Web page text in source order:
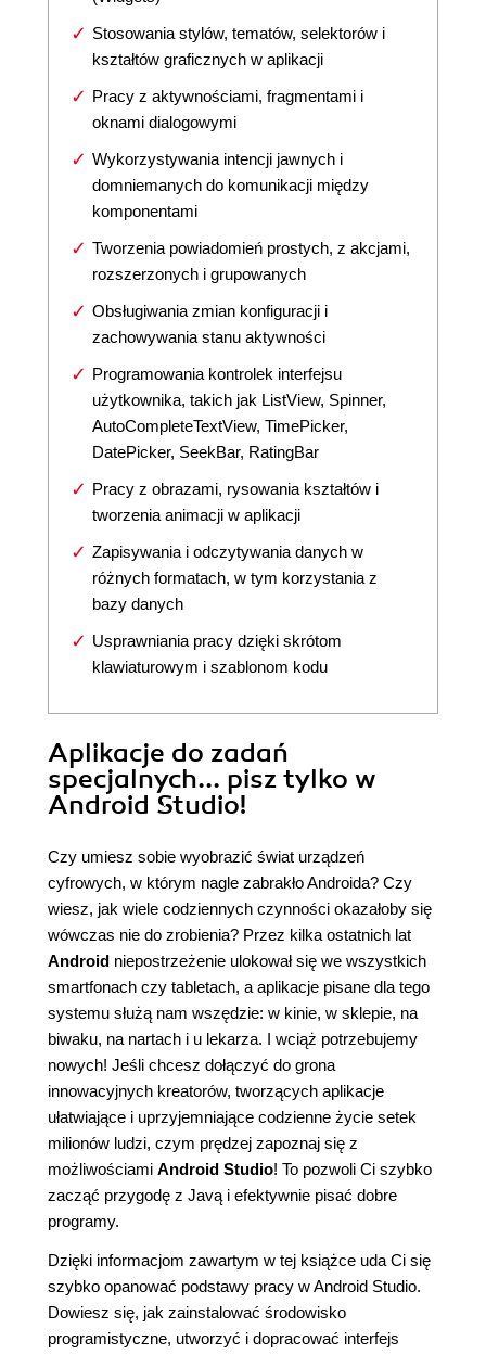
Stosowania stylów, tematów, selektorów i
kształtów graficznych w aplikacji
Pracy z aktywnościami, fragmentami i
oknami dialogowymi
Wykorzystywania intencji jawnych i
domniemanych do komunikacji między
komponentami
Tworzenia powiadomień prostych, z akcjami,
rozszerzonych i grupowanych
Obsługiwania zmian konfiguracji i
zachowywania stanu aktywności
Programowania kontrolek interfejsu
użytkownika, takich jak ListView, Spinner,
AutoCompleteTextView, TimePicker,
DatePicker, SeekBar, RatingBar
Pracy z obrazami, rysowania kształtów i
tworzenia animacji w aplikacji
Zapisywania i odczytywania danych w
różnych formatach, w tym korzystania z
bazy danych
Usprawniania pracy dzięki skrótom
klawiaturowym i szablonom kodu
Aplikacje do zadań
specjalnych... pisz tylko w
Android Studio!
Czy umiesz sobie wyobrazić świat urządzeń
cyfrowych, w którym nagle zabrakło Androida? Czy
wiesz, jak wiele codziennych czynności okazałoby się
wówczas nie do zrobienia? Przez kilka ostatnich lat
Android niepostrzeżenie ulokował się we wszystkich
smartfonach czy tabletach, a aplikacje pisane dla tego
systemu służą nam wszędzie: w kinie, w sklepie, na
biwaku, na nartach i u lekarza. I wciąż potrzebujemy
nowych! Jeśli chcesz dołączyć do grona
innowacyjnych kreatorów, tworzących aplikacje
ułatwiające i uprzyjemniające codzienne życie setek
milionów ludzi, czym prędzej zapoznaj się z
możliwościami Android Studio! To pozwoli Ci szybko
zacząć przygodę z Javą i efektywnie pisać dobre
programy.
Dzięki informacjom zawartym w tej książce uda Ci się
szybko opanować podstawy pracy w Android Studio.
Dowiesz się, jak zainstalować środowisko
programistyczne, utworzyć i dopracować interfejs